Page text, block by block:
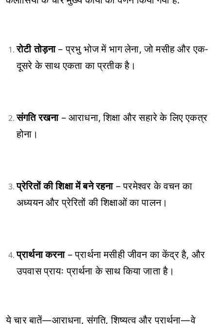
रोटी तोड़ना– प्रभु भोज में भाग लेना, जो मसीह और एक-
दूसरे के साथ एकता का प्रतीक है।
संगति रखना– आराधना, शिक्षा और सहारे के लिए एकत्र
होना।
प्रेरितों की शिक्षा में बने रहना– परमेश्वर के वचन का
अध्ययन और प्रेरितों की शिक्षाओं का पालन।
प्रार्थना करना– प्रार्थना मसीही जीवन का केंद्र है, और
उपवास प्रायः प्रार्थना के साथ किया जाता है।
ये चार बातें—आराधना, संगति, शिष्यत्व और प्रार्थना—वे